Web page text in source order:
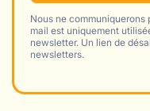
Nous ne communiquerons
mail est uniquement
newsletter. Un lien de
newsletters.